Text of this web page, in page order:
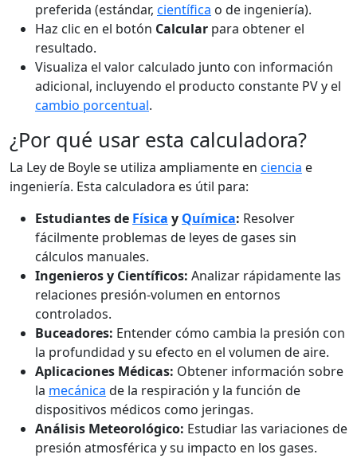
preferida (estándar, científica o de ingeniería).
Haz clic en el botón Calcular para obtener el
resultado.
Visualiza el valor calculado junto con información
adicional, incluyendo el producto constante PV y el
cambio porcentual.
¿Por qué usar esta calculadora?
La Ley de Boyle se utiliza ampliamente en ciencia e
ingeniería. Esta calculadora es útil para:
Estudiantes de Física y Química: Resolver
fácilmente problemas de leyes de gases sin
cálculos manuales.
Ingenieros y Científicos: Analizar rápidamente las
relaciones presión-volumen en entornos
controlados.
Buceadores: Entender cómo cambia la presión con
la profundidad y su efecto en el volumen de aire.
Aplicaciones Médicas: Obtener información sobre
la mecánica de la respiración y la función de
dispositivos médicos como jeringas.
Análisis Meteorológico: Estudiar las variaciones de
presión atmosférica y su impacto en los gases.